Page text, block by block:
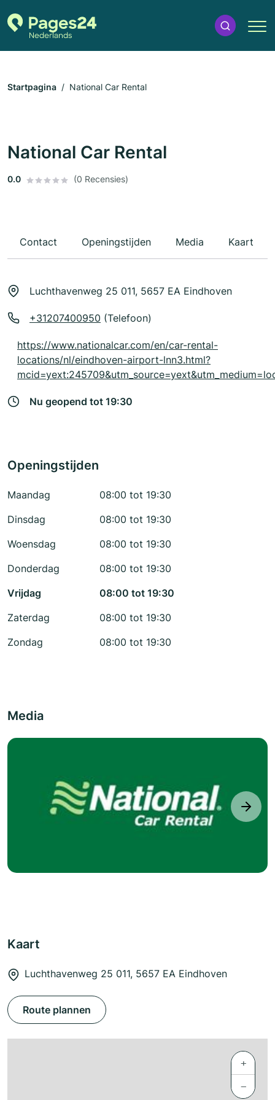
Startpagina National Car Rental
National Car Rental
0.0 (0 Recensies)
Contact Openingstijden Media Kaart
Luchthavenweg 25 011, 5657 EA Eindhoven
+31207400950 (Telefoon)
https://www.nationalcar.com/en/car-rental-
locations/nl/eindhoven-airport-lnn3.html?
Nu geopend tot 19:30
Openingstijden
Maandag
08:00 tot 19:30
Dinsdag
08:00 tot 19:30
Woensdag
08:00 tot 19:30
Donderdag
08:00 tot 19:30
Vrijdag
08:00 tot 19:30
Zaterdag
08:00 tot 19:30
Zondag
08:00 tot 19:30
Media
next
Kaart
Luchthavenweg 25 011, 5657 EA Eindhoven
Route plannen
+
−